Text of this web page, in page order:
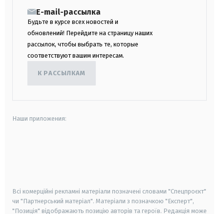
E-mail-рассылка
Будьте в курсе всех новостей и
обновлений! Перейдите на страницу наших
рассылок, чтобы выбрать те, которые
соответствуют вашим интересам.
К РАССЫЛКАМ
Наши приложения:
Всі комерційні рекламні матеріали позначені словами "Спецпроєкт"
чи "Партнерський матеріал". Матеріали з позначкою "Експерт",
"Позиція" відображають позицію авторів та героїв. Редакція може